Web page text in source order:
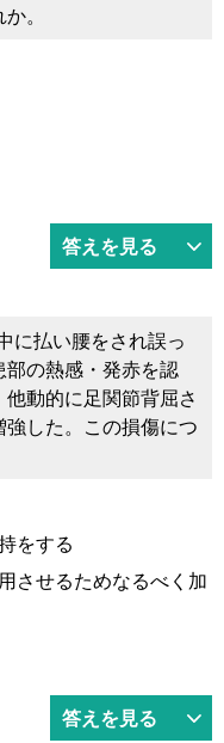
。
答えを見る
に払い腰をされ誤っ
の熱感・発赤を認
動的に足関節背屈さ
した。この損傷につ
をする
させるためなるべく加
答えを見る